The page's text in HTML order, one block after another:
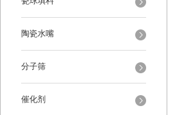
陶瓷水嘴
分子筛
催化剂